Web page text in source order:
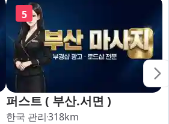
5
퍼스트 ( 부산.서면 )
한국 관리318km